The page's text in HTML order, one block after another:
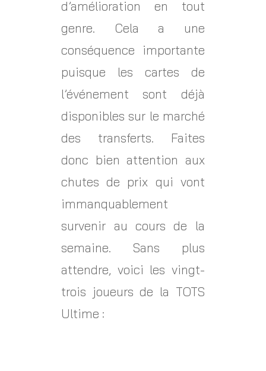
d’amélioration en tout
genre. Cela a une
conséquence importante
puisque les cartes de
l’événement sont déjà
disponibles sur le marché
des transferts. Faites
donc bien attention aux
chutes de prix qui vont
immanquablement
survenir au cours de la
semaine. Sans plus
attendre, voici les vingt-
trois joueurs de la TOTS
Ultime :